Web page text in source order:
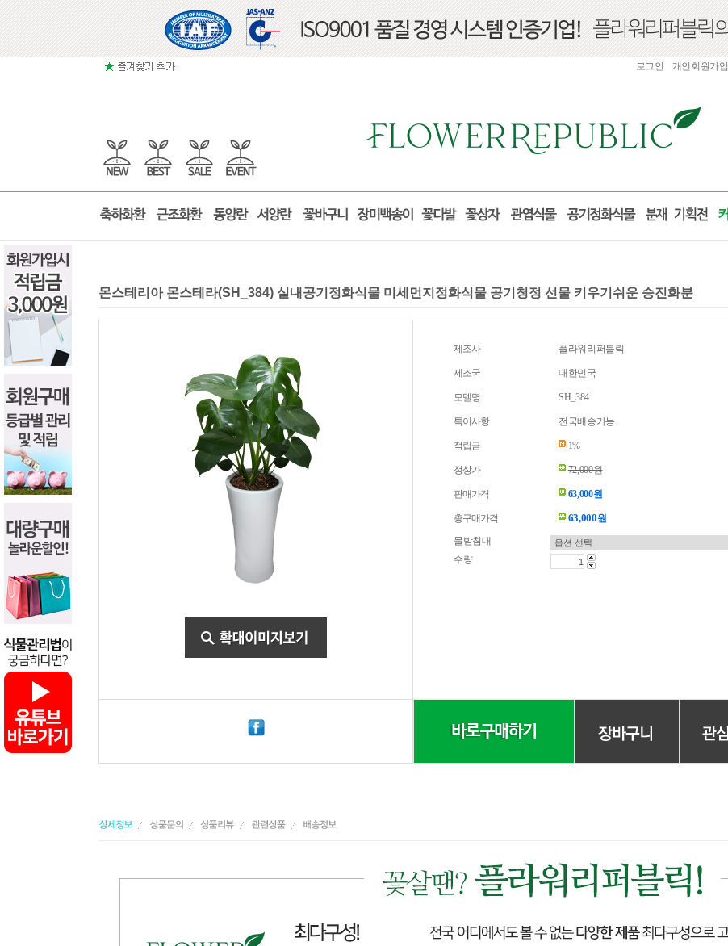
로그인 개인회원가입
몬스테리아 몬스테라(SH_384) 실내공기정화식물 미세먼지정화식물 공기청정 선물 키우기쉬운 승진화분
제조사 플라워리퍼블릭
제조국 대한민국
모델명 SH_384
특이사항 전국배송가능
적립금 1%
정상가 72,000원
판매가격 63,000원
총구매가격 63,000원
물받침대
수량